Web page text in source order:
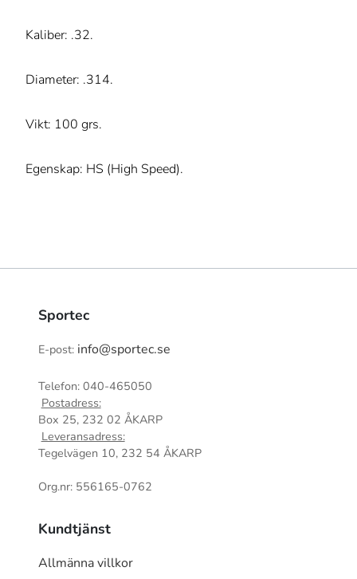
Kaliber: .32.
Diameter: .314.
Vikt: 100 grs.
Egenskap: HS (High Speed).
Sportec
E-post: info@sportec.se
Telefon: 040-465050
Postadress:
Box 25, 232 02 ÅKARP
Leveransadress:
Tegelvägen 10, 232 54 ÅKARP
Org.nr: 556165-0762
Kundtjänst
Allmänna villkor